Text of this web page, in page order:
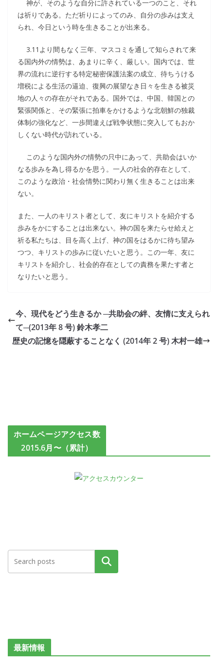
神が、そのような自分に許されている一つのこと、それ
は祈りである。ただ祈りによってのみ、自分の歩みは支え
られ、今日という時を生きることが出来る。
3.11より間もなく三年、マスコミを通して知らされて来
る国内外の情勢は、あまりに辛く、厳しい。国内では、世
界の流れに逆行する特定秘密保護法案の成立、待ちうける
増税による生活の逼迫、復興の展望なき日々を生きる被災
地の人々の存在がそれである。国外では、中国、韓国との
緊張関係と、その緊張に拍車をかけるような北朝鮮の独裁
体制の強化など、一歩間違えば戦争状態に突入してもおか
しくない時代が訪れている。
このような国内外の情勢の只中にあって、共助会はいか
なる歩みを為し得るかを思う。一人の社会的存在として、
このような政治・社会情勢に関わり無く生きることは出来
ない。
また、一人のキリスト者として、友にキリストを紹介する
歩みをかにすることは出来ない。神の国を来たらせ給えと
祈る私たちは、目を高く上げ、神の国をはるかに待ち望み
つつ、キリストの歩みに従いたいと思う。この一年、友に
キリストを紹介し、社会的存在としての責務を果たす者と
なりたいと思う。
今、現代をどう生きるか ─共助会の絆、友情に支えられ
て─(2013年 8 号) 鈴木孝二
歴史の記憶を隠蔽することなく (2014年 2 号) 木村一雄
ホームページアクセス数
2015.6月〜（累計）
検索
最新情報